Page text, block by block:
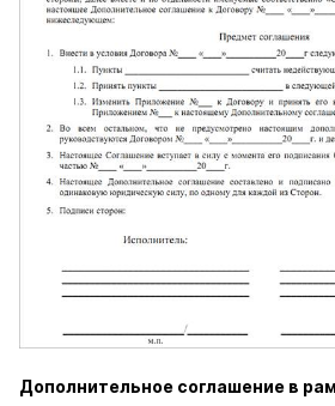
Дополнительное соглашение в